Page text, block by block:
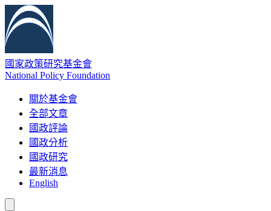
國家政策研究基金會
National Policy Foundation
關於基金會
全部文章
國政評論
國政分析
國政研究
最新消息
English